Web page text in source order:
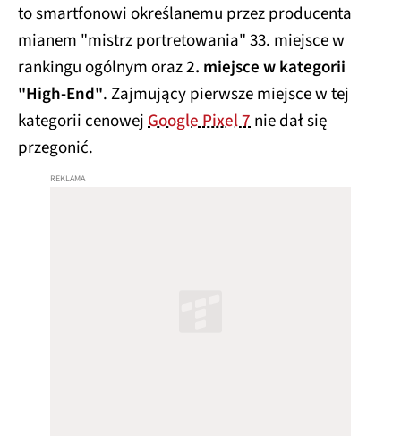
to smartfonowi określanemu przez producenta
mianem "mistrz portretowania" 33. miejsce w
rankingu ogólnym oraz2. miejsce w kategorii
"High-End". Zajmujący pierwsze miejsce w tej
kategorii cenowejGoogle Pixel 7nie dał się
przegonić.